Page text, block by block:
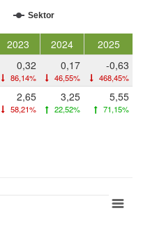
Sektor
2023 2024
2025
0,32
86,14%
0,17
46,55%
-0,63
468,45%
2,65
58,21%
3,25
22,52%
5,55
71,15%